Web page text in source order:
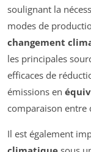
soulignant la
modes de
changement
les principales
efficaces de
émissions en
comparaison entre
Il est également